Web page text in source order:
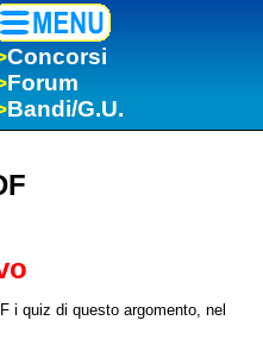
Concorsi
Forum
Bandi/G.U.
i quiz di questo argomento, nel